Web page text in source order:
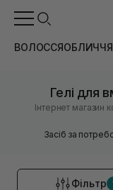
ВОЛОССЯОБЛИЧЧЯ
Гелі для
Інтернет магазин
Засіб за
Фільтр 1